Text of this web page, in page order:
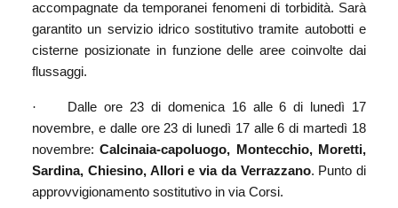
accompagnate da temporanei fenomeni di torbidità. Sarà
garantito un servizio idrico sostitutivo tramite autobotti e
cisterne posizionate in funzione delle aree coinvolte dai
flussaggi.
·
Dalle ore 23 di domenica 16 alle 6 di lunedì 17
novembre, e dalle ore 23 di lunedì 17 alle 6 di martedì 18
novembre:Calcinaia-capoluogo, Montecchio, Moretti,
Sardina, Chiesino, Allori e via da Verrazzano. Punto di
approvvigionamento sostitutivo in via Corsi.